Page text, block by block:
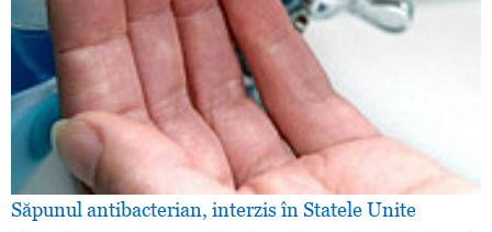
Săpunul antibacterian, interzis în Statele Unite